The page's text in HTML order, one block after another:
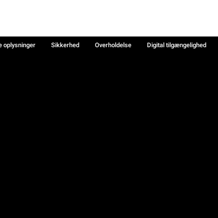
oplysninger Sikkerhed Overholdelse
Digital tilgængelighed